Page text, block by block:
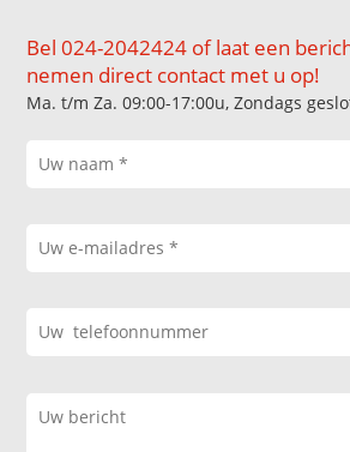
Bel 024-2042424 of laat een
nemen direct contact met u op!
Ma. t/m Za. 09:00-17:00u, Zondags